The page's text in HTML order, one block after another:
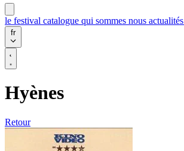
le festival catalogue qui sommes nous actualités
fr
Hyènes
Retour